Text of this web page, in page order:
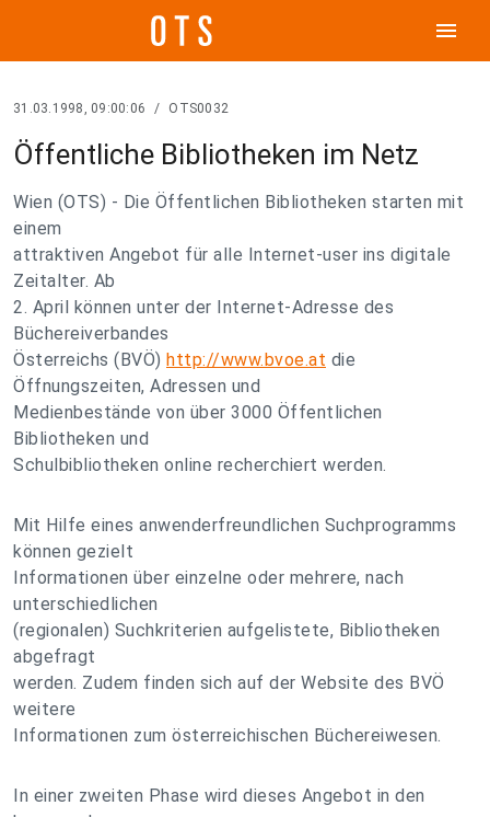
menu
31.03.1998, 09:00:06 / OTS0032
Öffentliche Bibliotheken im Netz
Wien (OTS) - Die Öffentlichen Bibliotheken starten mit
einem
attraktiven Angebot für alle Internet-user ins digitale
Zeitalter. Ab
2. April können unter der Internet-Adresse des
Büchereiverbandes
Österreichs (BVÖ) http://www.bvoe.at die
Öffnungszeiten, Adressen und
Medienbestände von über 3000 Öffentlichen
Bibliotheken und
Schulbibliotheken online recherchiert werden.
Mit Hilfe eines anwenderfreundlichen Suchprogramms
können gezielt
Informationen über einzelne oder mehrere, nach
unterschiedlichen
(regionalen) Suchkriterien aufgelistete, Bibliotheken
abgefragt
werden. Zudem finden sich auf der Website des BVÖ
weitere
Informationen zum österreichischen Büchereiwesen.
In einer zweiten Phase wird dieses Angebot in den